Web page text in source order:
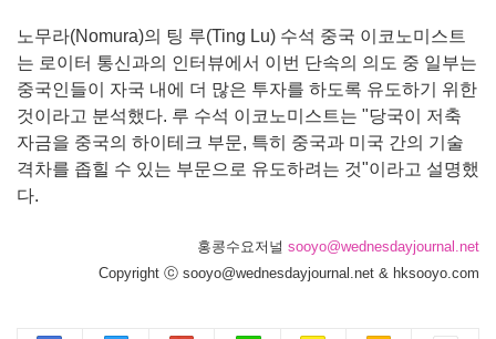
노무라(Nomura)의 팅 루(Ting Lu) 수석 중국 이코노미스트
는 로이터 통신과의 인터뷰에서 이번 단속의 의도 중 일부는
중국인들이 자국 내에 더 많은 투자를 하도록 유도하기 위한
것이라고 분석했다. 루 수석 이코노미스트는 "당국이 저축
자금을 중국의 하이테크 부문, 특히 중국과 미국 간의 기술
격차를 좁힐 수 있는 부문으로 유도하려는 것"이라고 설명했
다.
홍콩수요저널 sooyo@wednesdayjournal.net
Copyright ⓒ sooyo@wednesdayjournal.net & hksooyo.com